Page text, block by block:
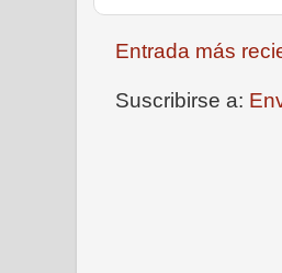
Entrada más
Suscribirse a: